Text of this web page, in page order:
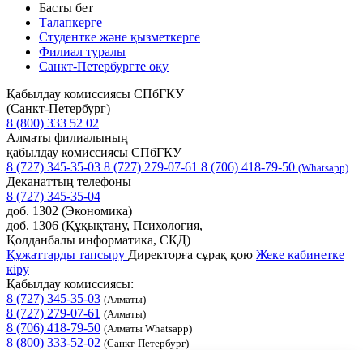
Басты бет
Талапкерге
Студентке және қызметкерге
Филиал туралы
Санкт-Петербургте оқу
Қабылдау комиссиясы СПбГКУ
(Санкт-Петербург)
8 (800) 333 52 02
Алматы филиалының
қабылдау комиссиясы СПбГКУ
8 (727) 345-35-03 8 (727) 279-07-61 8 (706) 418-79-50 (Whatsapp)
Деканаттың телефоны
8 (727) 345-35-04
доб. 1302 (Экономика)
доб. 1306 (Құқықтану, Психология,
Қолданбалы информатика, СКД)
Құжаттарды тапсыру Директорға сұрақ қою Жеке кабинетке
кіру
Қабылдау комиссиясы:
8 (727) 345-35-03 (Алматы)
8 (727) 279-07-61 (Алматы)
8 (706) 418-79-50 (Алматы Whatsapp)
8 (800) 333-52-02 (Санкт-Петербург)